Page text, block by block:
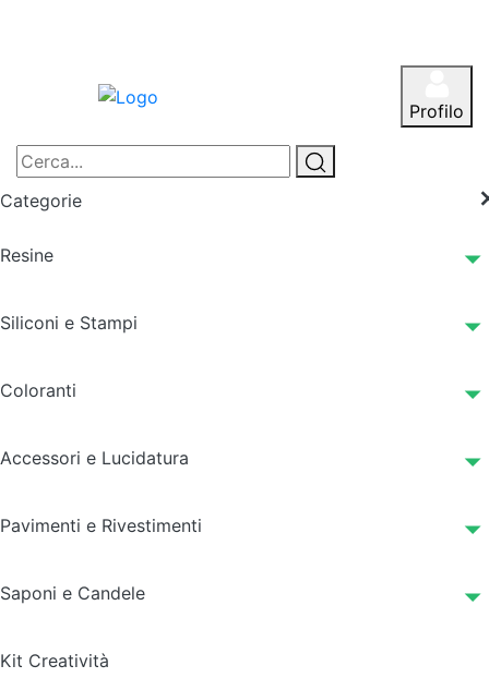
Profilo
Categorie
Resine
Siliconi e Stampi
Coloranti
Accessori e Lucidatura
Pavimenti e Rivestimenti
Saponi e Candele
Kit Creatività